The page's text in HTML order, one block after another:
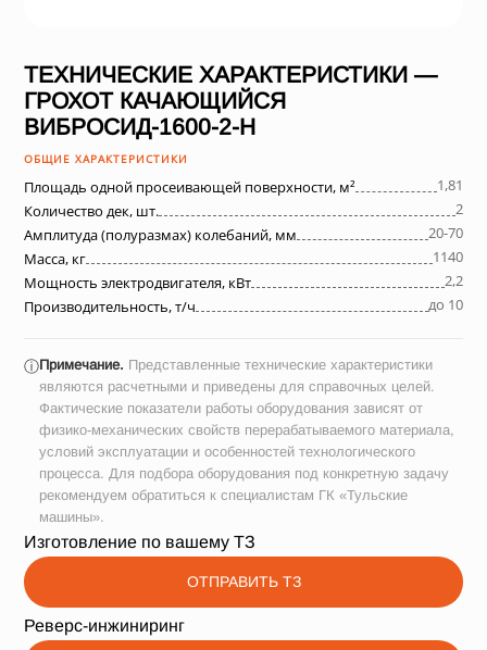
ТЕХНИЧЕСКИЕ ХАРАКТЕРИСТИКИ —
ГРОХОТ КАЧАЮЩИЙСЯ
ВИБРОСИД-1600-2-Н
ОБЩИЕ ХАРАКТЕРИСТИКИ
Площадь одной просеивающей поверхности, м²
1,81
Количество дек, шт.
2
Амплитуда (полуразмах) колебаний, мм
20-70
Масса, кг
1140
Мощность электродвигателя, кВт
2,2
Производительность, т/ч
до 10
ⓘПримечание. Представленные технические характеристики
являются расчетными и приведены для справочных целей.
Фактические показатели работы оборудования зависят от
физико-механических свойств перерабатываемого материала,
условий эксплуатации и особенностей технологического
процесса. Для подбора оборудования под конкретную задачу
рекомендуем обратиться к специалистам ГК «Тульские
машины».
Изготовление по вашему ТЗ
ОТПРАВИТЬ ТЗ
Реверс-инжиниринг